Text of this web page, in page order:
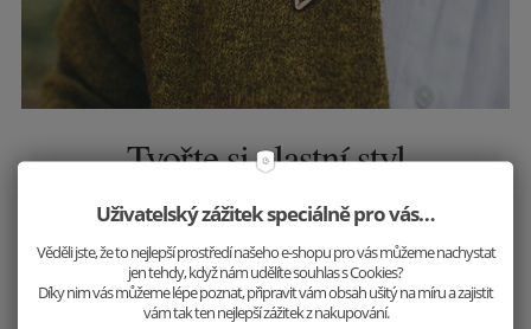
Tvořte si vlastní styl
Nemusíte se řídit trendy, tvořte je! Vystupte z řady a
buďte sami sebou. Do práce, do společnosti, na
večeři - jiný outfit, ale stále jste to vy.
Inspirovat se
Uživatelský zážitek speciálně pro vás…
Věděli jste, že to nejlepší prostředí našeho e-shopu pro vás můžeme nachystat
jen tehdy, když nám udělíte souhlas s Cookies?
Díky nim vás můžeme lépe poznat, připravit vám obsah ušitý na míru a zajistit
vám tak ten nejlepší zážitek z nakupování.